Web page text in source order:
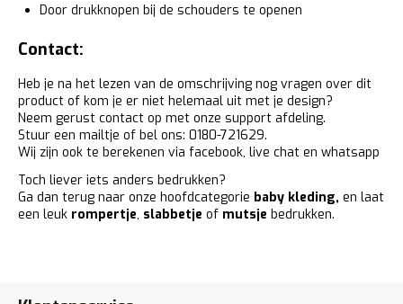
Door drukknopen bij de schouders te openen
Contact:
Heb je na het lezen van de omschrijving nog vragen over dit
product of kom je er niet helemaal uit met je design?
Neem gerust contact op met onze support afdeling.
Stuur een mailtje of bel ons: 0180-721629.
Wij zijn ook te berekenen via facebook, live chat en whatsapp
Toch liever iets anders bedrukken?
Ga dan terug naar onze hoofdcategorie baby kleding, en laat
een leuk rompertje, slabbetje of mutsje bedrukken.